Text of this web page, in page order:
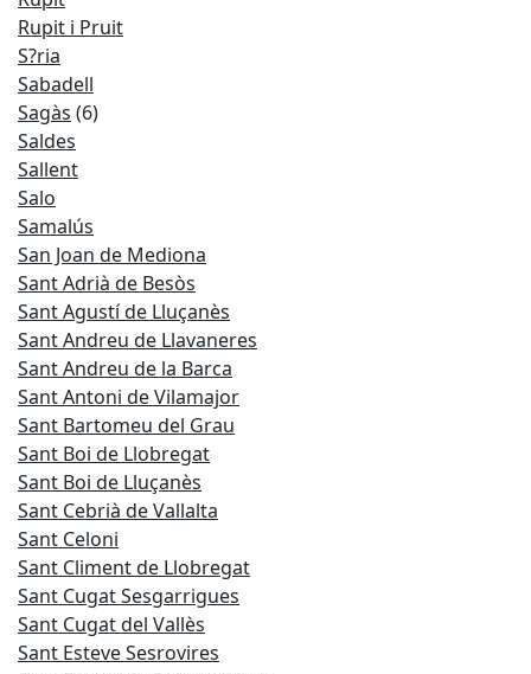
Rupit i Pruit
S?ria
Sabadell
Sagàs (6)
Saldes
Sallent
Salo
Samalús
San Joan de Mediona
Sant Adrià de Besòs
Sant Agustí de Lluçanès
Sant Andreu de Llavaneres
Sant Andreu de la Barca
Sant Antoni de Vilamajor
Sant Bartomeu del Grau
Sant Boi de Llobregat
Sant Boi de Lluçanès
Sant Cebrià de Vallalta
Sant Celoni
Sant Climent de Llobregat
Sant Cugat Sesgarrigues
Sant Cugat del Vallès
Sant Esteve Sesrovires